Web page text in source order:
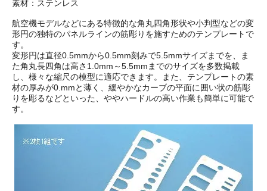
素材：ステンレス
航空機モデルなどにある特徴的な角丸四角形状や小判型などの変
形円の独特のパネルラインの筋彫りを施すためのテンプレートで
す。
変形円は直径0.5mmから0.5mm刻みで5.5mmサイズまでを、ま
た角丸長四角は高さ1.0mm～5.5mmまでのサイズを多数掲載
し、様々な縮尺の模型に適応できます。また、テンプレートの素
材の厚みが0.mmと薄く、緩やかなカーブの平面に囲い状の筋彫
りを彫るなどといった、ややハードルの高い作業も簡単に可能で
す。